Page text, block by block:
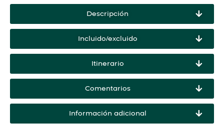
Descripción
Incluido/excluido
Itinerario
Comentarios
Información adicional